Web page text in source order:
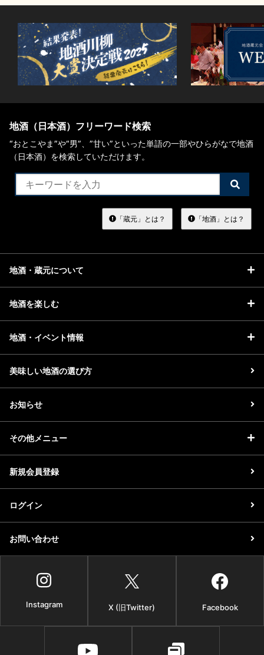
地酒（日本酒）フリーワード検索
“おとこやま”や“男”、”甘い”といった単語の一部やひらがなで地酒
（日本酒）を検索していただけます。
検
索
る
「蔵元」とは？ 「地酒」とは？
地酒・蔵元について
地酒を楽しむ
地酒・イベント情報
美味しい地酒の選び方
お知らせ
その他メニュー
新規会員登録
ログイン
お問い合わせ
Instagram X (旧Twitter) Facebook